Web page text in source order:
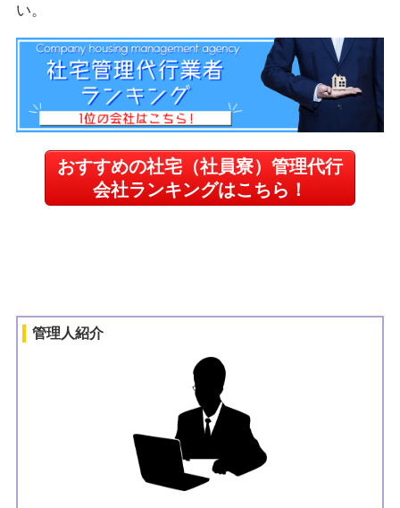
い。
おすすめの社宅（社員寮）管理代行
会社ランキングはこちら！
管理人紹介